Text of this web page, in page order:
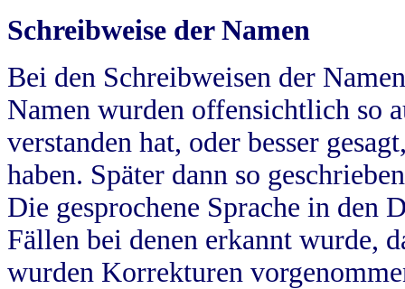
Schreibweise der Namen
Bei den Schreibweisen der
Namen wurden offensichtlich so
verstanden hat, oder besser
haben. Später dann so
Die gesprochene Sprache in
Fällen bei denen erkannt wurde,
wurden Korrekturen